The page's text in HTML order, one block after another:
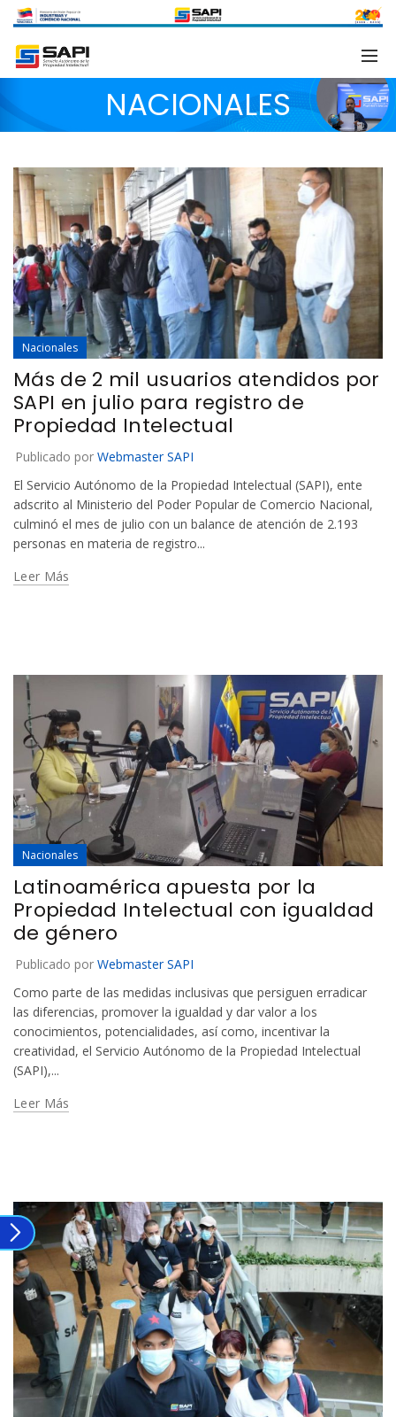
NACIONALES
Nacionales
Más de 2 mil usuarios atendidos por
SAPI en julio para registro de
Propiedad Intelectual
Publicado por Webmaster SAPI
El Servicio Autónomo de la Propiedad Intelectual (SAPI), ente
adscrito al Ministerio del Poder Popular de Comercio Nacional,
culminó el mes de julio con un balance de atención de 2.193
personas en materia de registro...
Leer Más
Nacionales
Latinoamérica apuesta por la
Propiedad Intelectual con igualdad
de género
Publicado por Webmaster SAPI
Como parte de las medidas inclusivas que persiguen erradicar
las diferencias, promover la igualdad y dar valor a los
conocimientos, potencialidades, así como, incentivar la
creatividad, el Servicio Autónomo de la Propiedad Intelectual
(SAPI),...
Leer Más